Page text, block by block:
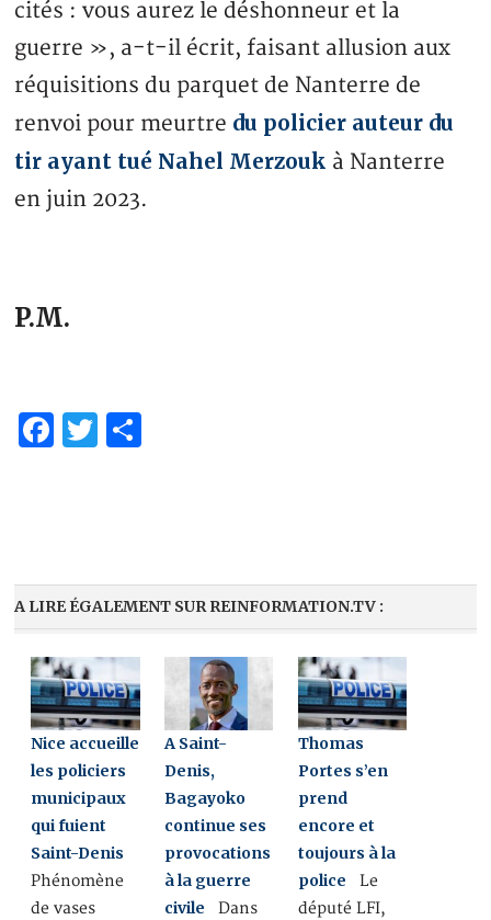
cités : vous aurez le déshonneur et la
guerre », a-t-il écrit, faisant allusion aux
réquisitions du parquet de Nanterre de
renvoi pour meurtre du policier auteur du
tir ayant tué Nahel Merzouk à Nanterre
en juin 2023.
P.M.
Facebook
Twitter
A LIRE ÉGALEMENT SUR REINFORMATION.TV :
Nice accueille
les policiers
municipaux
qui fuient
Saint-Denis
Phénomène
de vases
A Saint-
Denis,
Bagayoko
continue ses
provocations
à la guerre
civile Dans
Thomas
Portes s’en
prend
encore et
toujours à la
police Le
député LFI,